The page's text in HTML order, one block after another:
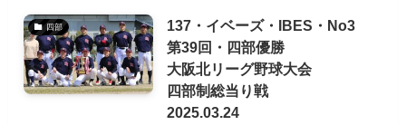
四部
137・イベーズ・IBES・No3
第39回・四部優勝
大阪北リーグ野球大会
四部制総当り戦
2025.03.24